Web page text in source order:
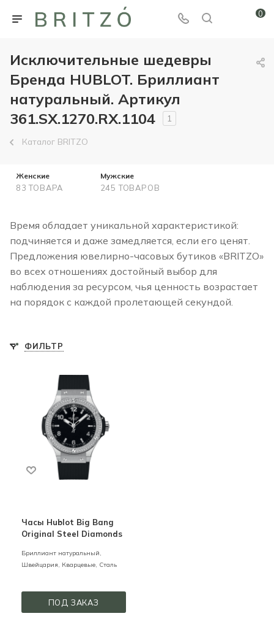
0
Исключительные шедевры
Бренда HUBLOT. Бриллиант
натуральный. Артикул
361.SX.1270.RX.1104
1
Каталог BRITZO
Женские
83 ТОВАРА
Мужские
245 ТОВАРОВ
Время обладает уникальной характеристикой:
подчиняется и даже замедляется, если его ценят.
Предложения ювелирно-часовых бутиков «BRITZO»
во всех отношениях достойный выбор для
наблюдения за ресурсом, чья ценность возрастает
на порядок с каждой пролетающей секундой.
ФИЛЬТР
Часы Hublot Big Bang
Original Steel Diamonds
Бриллиант натуральный,
Швейцария, Кварцевые, Сталь
ПОД ЗАКАЗ